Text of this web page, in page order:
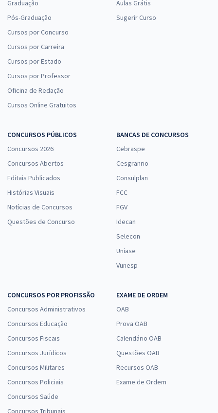
FIOCRUZ - Fundação Oswaldo Cruz - Conhecimentos Específicos
para Analista em Saúde Pública - Perfil: Gestão de Projetos
Graduação
Pós-Graduação
Cursos por Concurso
Cursos por Carreira
Cursos por Estado
Cursos por Professor
Oficina de Redação
Cursos Online Gratuitos
Aulas Grátis
Sugerir Curso
CONCURSOS PÚBLICOS
Concursos 2026
Concursos Abertos
Editais Publicados
Histórias Visuais
Notícias de Concursos
Questões de Concurso
BANCAS DE CONCURSOS
Cebraspe
Cesgranrio
Consulplan
FCC
FGV
Idecan
Selecon
Uniase
Vunesp
CONCURSOS POR PROFISSÃO
Concursos Administrativos
Concursos Educação
Concursos Fiscais
Concursos Jurídicos
Concursos Militares
Concursos Policiais
Concursos Saúde
Concursos Tribunais
EXAME DE ORDEM
OAB
Prova OAB
Calendário OAB
Questões OAB
Recursos OAB
Exame de Ordem